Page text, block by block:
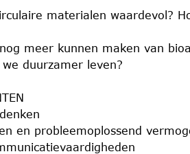
materialen waardevol?
meer kunnen maken van
duurzamer leven?
en probleemoplossend